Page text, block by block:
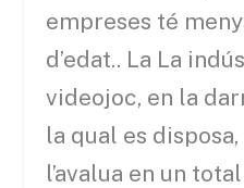
empreses té
d’edat.. La La
videojoc, en la
la qual es
l’avalua en un